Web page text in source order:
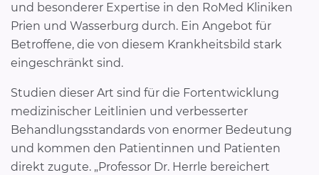
und besonderer Expertise in den RoMed Kliniken
Prien und Wasserburg durch. Ein Angebot für
Betroffene, die von diesem Krankheitsbild stark
eingeschränkt sind.
Studien dieser Art sind für die Fortentwicklung
medizinischer Leitlinien und verbesserter
Behandlungsstandards von enormer Bedeutung
und kommen den Patientinnen und Patienten
direkt zugute. „Professor Dr. Herrle bereichert